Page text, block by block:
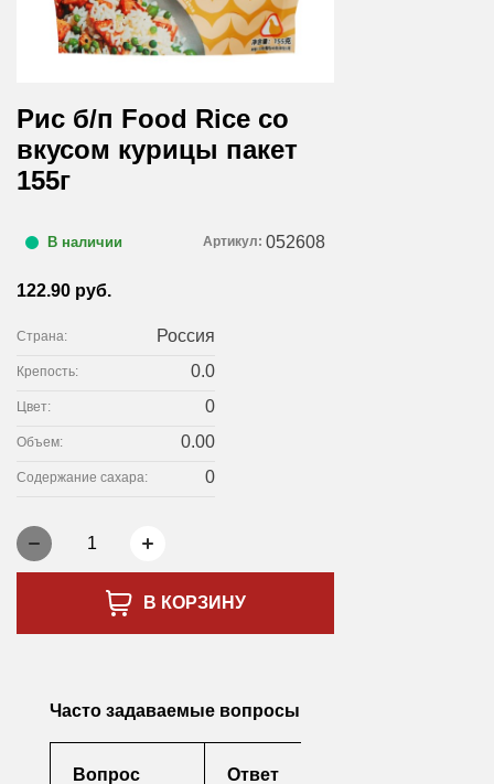
Рис б/п Food Rice со
вкусом курицы пакет
155г
В наличии Артикул: 052608
122.90 руб.
Страна: Россия
Крепость: 0.0
Цвет: 0
Объем: 0.00
Содержание сахара: 0
1
В КОРЗИНУ
Часто задаваемые вопросы
Вопрос Ответ